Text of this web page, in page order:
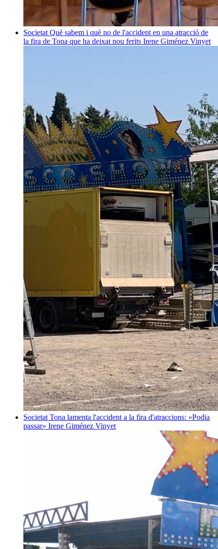
Societat Què sabem i què no de l'accident en una atracció de
la fira de Tona que ha deixat nou ferits Irene Giménez Vinyet
Societat Tona lamenta l'accident a la fira d'atraccions: «Podia
passar» Irene Giménez Vinyet